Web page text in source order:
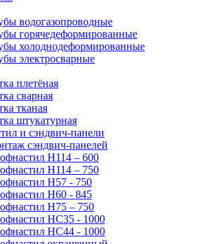
водогазопроводные
горячедеформированные
холоднодеформированные
электросварные
плетёная
сварная
тканая
штукатурная
и сэндвич-панели
сэндвич-панелей
Н114 – 600
Н114 – 750
Н57 - 750
Н60 - 845
Н75 – 750
НС35 - 1000
НС44 - 1000